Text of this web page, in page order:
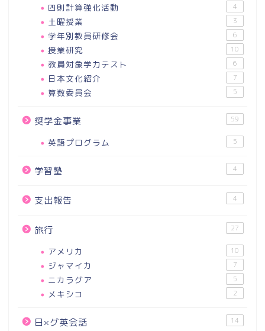
四則計算強化活動 4
土曜授業 3
学年別教員研修会 6
授業研究 10
教員対象学力テスト 6
日本文化紹介 7
算数委員会 5
奨学金事業 59
英語プログラム 5
学習塾 4
支出報告 4
旅行 27
アメリカ 10
ジャマイカ 7
ニカラグア 5
メキシコ 2
日×グ英会話 14